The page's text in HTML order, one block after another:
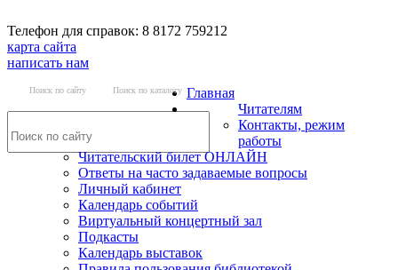
Телефон для справок: 8 8172 759212
карта сайта
написать нам
Поиск по сайту Поиск по каталогу Главная
Читателям
Контакты, режим
работы
Читательский билет ОНЛАЙН
Ответы на часто задаваемые вопросы
Личный кабинет
Календарь событий
Виртуальный концертный зал
Подкасты
Календарь выставок